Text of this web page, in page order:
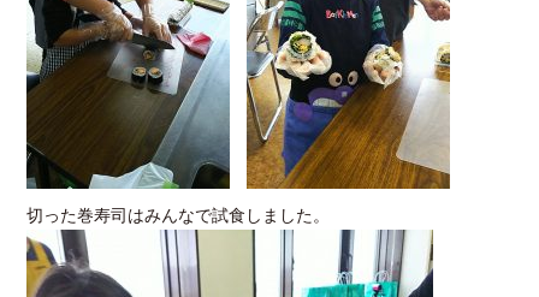
切った巻寿司はみんなで試食しました。